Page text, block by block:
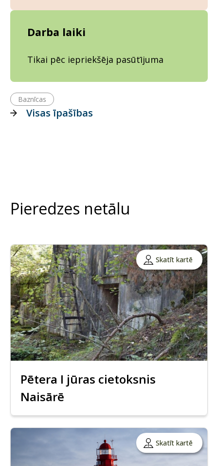
Darba laiki
Tikai pēc iepriekšēja pasūtījuma
Baznīcas
Visas īpašības
Pieredzes netālu
Skatīt kartē
Pētera I jūras cietoksnis
Naisārē
Skatīt kartē